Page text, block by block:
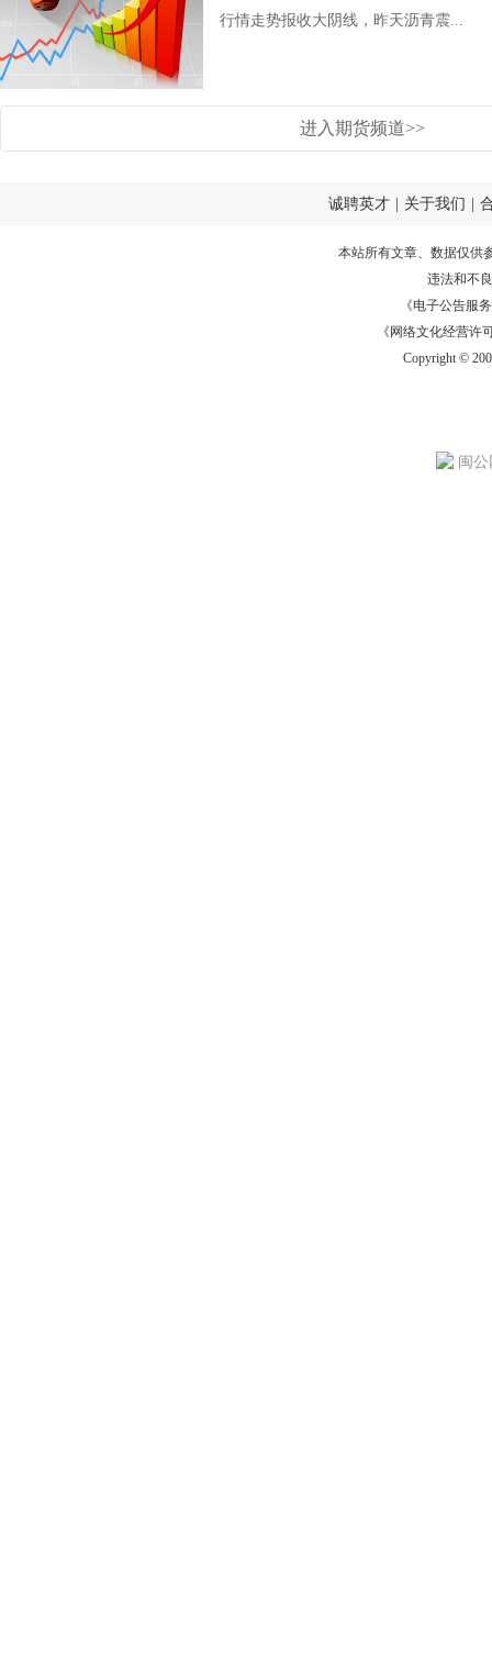
行情走势报收大阴线，昨天沥青震...
进入期货频道>>
诚聘英才 关于我们
本站所有文章、数据仅供
违法和不
《电子公告服务
《网络文化经营许
Copyright ©
闽公